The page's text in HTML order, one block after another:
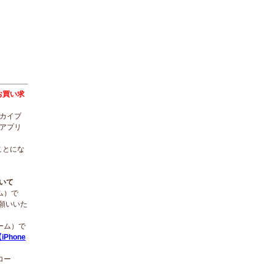
買い求
イブ
プリ
とにな
て
）で
いいた
ム）で
iPhone
ー